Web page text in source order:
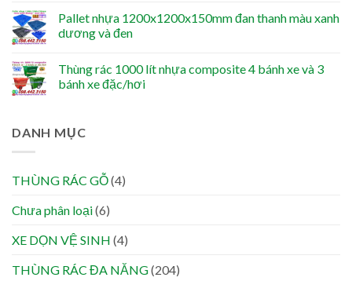
Pallet nhựa 1200x1200x150mm đan thanh màu xanh
dương và đen
Thùng rác 1000 lít nhựa composite 4 bánh xe và 3
bánh xe đặc/hơi
DANH MỤC
THÙNG RÁC GỖ(4)
Chưa phân loại(6)
XE DỌN VỆ SINH (4)
THÙNG RÁC ĐA NĂNG(204)